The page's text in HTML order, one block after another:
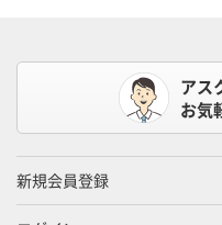
アス
お気
新規会員登録